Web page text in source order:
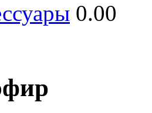
0.00